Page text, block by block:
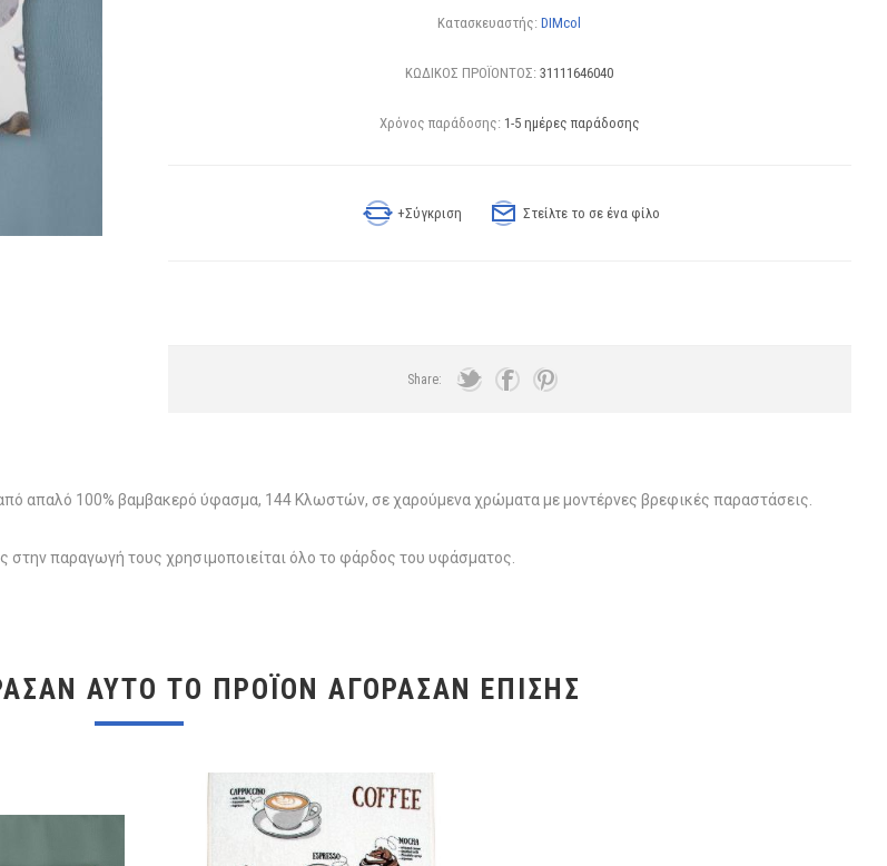
Κατασκευαστής: DIMcol
ΚΩΔΙΚΟΣ ΠΡΟΪΟΝΤΟΣ: 31111646040
Χρόνος παράδοσης: 1-5 ημέρες παράδοσης
+Σύγκριση Στείλτε το σε ένα φίλο
Share:
απαλό 100% βαμβακερό ύφασμα, 144 Κλωστών, σε χαρούμενα χρώματα με μοντέρνες βρεφικές παραστάσεις.
στην παραγωγή τους χρησιμοποιείται όλο το φάρδος του υφάσματος.
ΑΥΤΌ ΤΟ ΠΡΟΪΌΝ ΑΓΌΡΑΣΑΝ ΕΠΊΣΗΣ